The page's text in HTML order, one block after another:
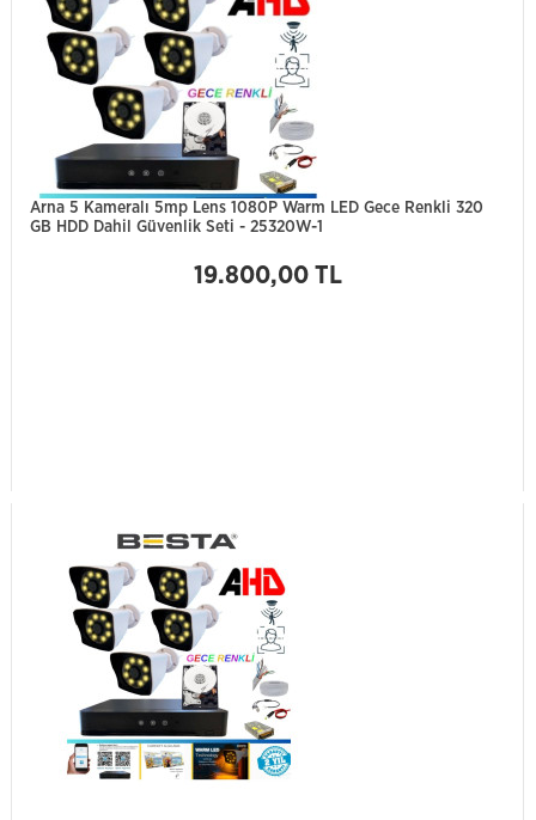
Arna 5 Kameralı 5mp Lens 1080P Warm LED Gece Renkli 320
GB HDD Dahil Güvenlik Seti - 25320W-1
19.800,00 TL